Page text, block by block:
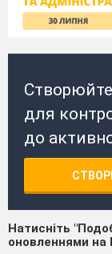
для
до
Натисніть
оновленнями на